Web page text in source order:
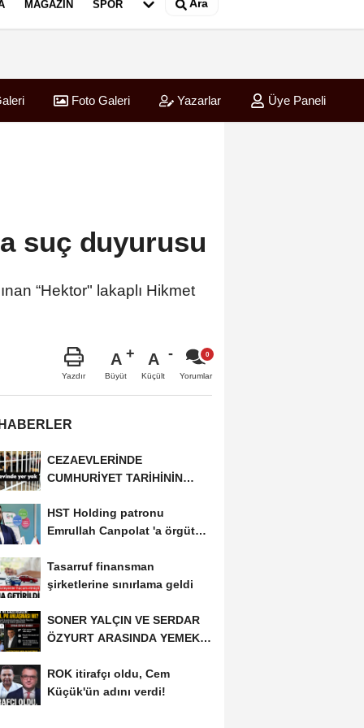
MAGAZIN SPOR Ara
Foto Galeri Yazarlar Üye Paneli
suç duyurusu
“Hektor" lakaplı Hikmet
Yazdır
A
Büyüt
A
Küçült Yorumlar
CEZAEVLERİNDE
CUMHURİYET TARİHİNİN
KİŞİ...
HST Holding patronu
Emrullah Canpolat 'a örgüt
Tasarruf finansman
şirketlerine sınırlama geldi
SONER YALÇIN VE SERDAR
ÖZYURT ARASINDA YEMEK
ROK itirafçı oldu, Cem
Küçük'ün adını verdi!